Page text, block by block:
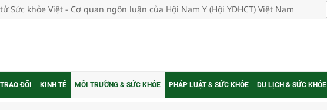
Sức khỏe Việt - Cơ quan ngôn luận của Hội Nam Y (Hội YDHCT) Việt Nam
ĐỔI KINH TẾ MÔI TRƯỜNG & SỨC KHỎE PHÁP LUẬT & SỨC KHỎE DU LỊCH & SỨC KHỎE
lực cho môi trường và cộng đồng